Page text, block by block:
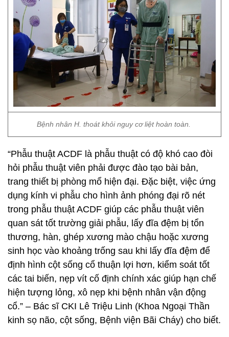
Bệnh nhân H. thoát khỏi nguy cơ liệt hoàn toàn.
“Phẫu thuật ACDF là phẫu thuật có độ khó cao đòi
hỏi phẫu thuật viên phải được đào tạo bài bản,
trang thiết bị phòng mổ hiện đại. Đặc biệt, việc ứng
dụng kính vi phẫu cho hình ảnh phóng đại rõ nét
trong phẫu thuật ACDF giúp các phẫu thuật viên
quan sát tốt trường giải phẫu, lấy đĩa đệm bị tổn
thương, hàn, ghép xương mào chậu hoặc xương
sinh học vào khoảng trống sau khi lấy đĩa đệm để
định hình cột sống cổ thuận lợi hơn, kiểm soát tốt
các tai biến, nẹp vít cố định chính xác giúp hạn chế
hiện tượng lỏng, xô nẹp khi bệnh nhân vận động
cổ.” – Bác sĩ CKI Lê Triệu Linh (Khoa Ngoại Thần
kinh sọ não, cột sống, Bệnh viện Bãi Cháy) cho biết.